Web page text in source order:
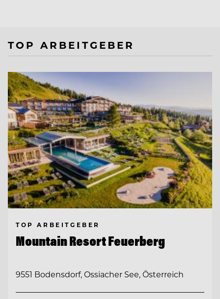
TOP ARBEITGEBER
TOP ARBEITGEBER
Mountain Resort Feuerberg
9551 Bodensdorf, Ossiacher See, Österreich